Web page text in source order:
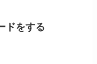
ドをする